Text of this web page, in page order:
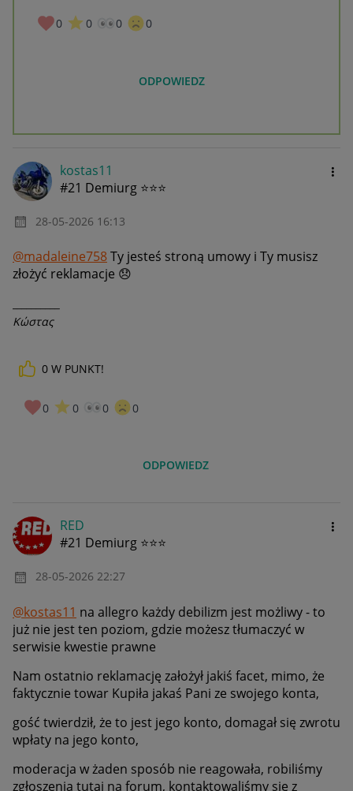
0 0 0 0
ODPOWIEDZ
kostas11
#21 Demiurg ⭐⭐⭐
‎28-05-2026 16:13
@madaleine758Ty jesteś stroną umowy i Ty musisz
złożyć reklamacje 😞
Κώστας
0 W PUNKT!
0 0 0 0
ODPOWIEDZ
RED
#21 Demiurg ⭐⭐⭐
‎28-05-2026 22:27
@kostas11 na allegro każdy debilizm jest możliwy - to
już nie jest ten poziom, gdzie możesz tłumaczyć w
serwisie kwestie prawne
Nam ostatnio reklamację założył jakiś facet, mimo, że
faktycznie towar Kupiła jakaś Pani ze swojego konta,
gość twierdził, że to jest jego konto, domagał się zwrotu
wpłaty na jego konto,
moderacja w żaden sposób nie reagowała, robiliśmy
zgłoszenia tutaj na forum, kontaktowaliśmy się z